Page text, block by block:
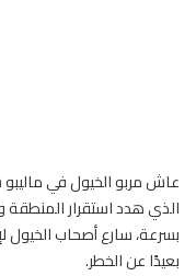
عاش مربو الخيول في ماليبو
الذي هدد استقرار المنطقة
بسرعة، سارع أصحاب الخيول
بعيدًا عن الخطر.